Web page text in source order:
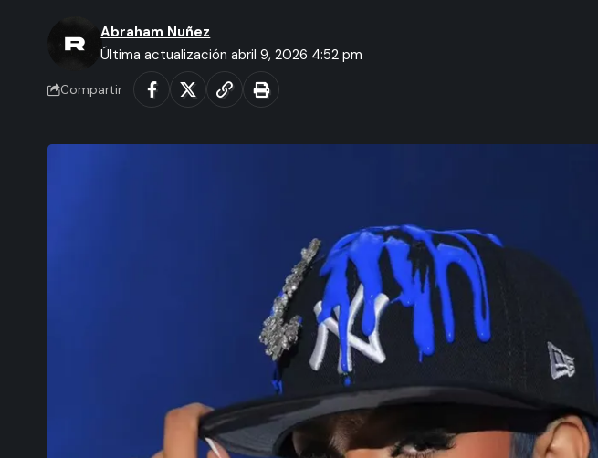
Última actualización abril 9, 2026 4:52 pm
Abraham Nuñez
Compartir